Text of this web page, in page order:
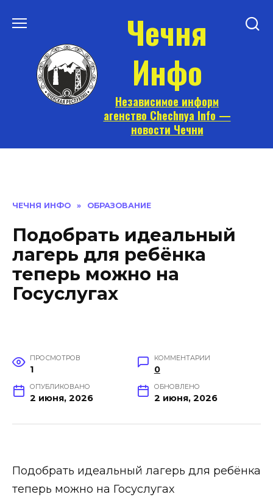
Чечня
Инфо
Независимое информ
агенство Chechnya Info —
новости Чечни
ЧЕЧНЯ ИНФО » ОБРАЗОВАНИЕ
Подобрать идеальный
лагерь для ребёнка
теперь можно на
Госуслугах
ПРОСМОТРОВ
1
КОММЕНТАРИИ
0
ОПУБЛИКОВАНО
2 июня, 2026
ОБНОВЛЕНО
2 июня, 2026
Подобрать идеальный лагерь для ребёнка
теперь можно на Госуслугах